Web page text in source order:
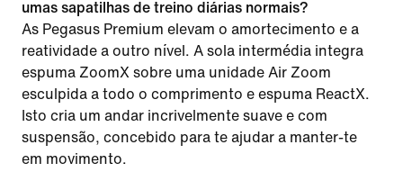
umas sapatilhas de treino diárias normais?
As Pegasus Premium elevam o amortecimento e a
reatividade a outro nível. A sola intermédia integra
espuma ZoomX sobre uma unidade Air Zoom
esculpida a todo o comprimento e espuma ReactX.
Isto cria um andar incrivelmente suave e com
suspensão, concebido para te ajudar a manter-te
em movimento.